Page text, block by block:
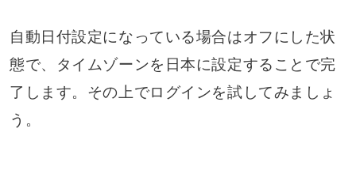
自動日付設定になっている場合はオフにした状
態で、タイムゾーンを日本に設定することで完
了します。その上でログインを試してみましょ
う。